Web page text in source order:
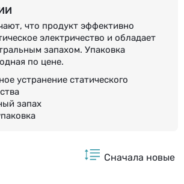
что продукт эффективно
электричество и обладает
запахом. Упаковка
по цене.
устранение статического
запах
Сначала новые